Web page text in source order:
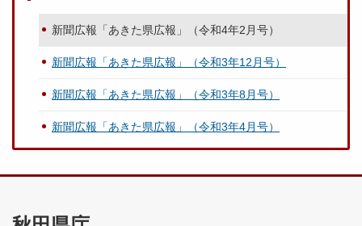
新聞広報「あきた県広報」（令和4年2月号）
新聞広報「あきた県広報」（令和3年12月号）
新聞広報「あきた県広報」（令和3年8月号）
新聞広報「あきた県広報」（令和3年4月号）